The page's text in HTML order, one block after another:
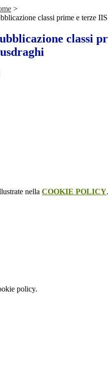
>
classi prime e terze
classi
nella COOKIE POLICY.
policy.